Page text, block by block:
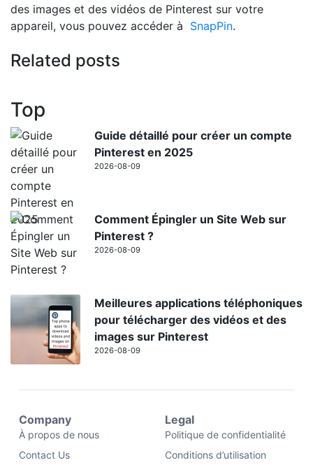
des images et des vidéos de Pinterest sur votre
appareil, vous pouvez accéder à SnapPin.
Related posts
Top
Guide détaillé pour créer un compte
Pinterest en 2025
2026-08-09
Comment Épingler un Site Web sur
Pinterest ?
2026-08-09
Meilleures applications téléphoniques
pour télécharger des vidéos et des
images sur Pinterest
2026-08-09
Company
À propos de nous
Contact Us
Legal
Politique de confidentialité
Conditions d’utilisation